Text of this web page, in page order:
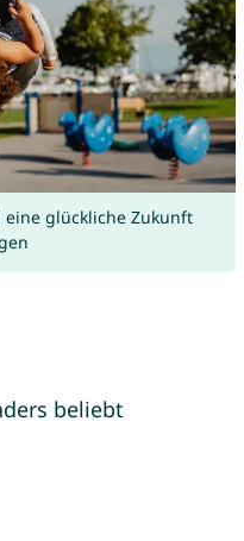
eine glückliche Zukunft
beliebt